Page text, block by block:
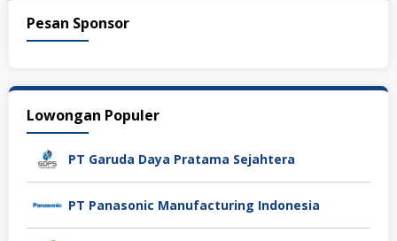
Pesan Sponsor
Lowongan Populer
PT Garuda Daya Pratama Sejahtera
PT Panasonic Manufacturing Indonesia